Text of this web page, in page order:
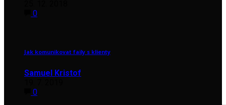
0
Jak komunikovat faily s klienty
Samuel Kristof
0